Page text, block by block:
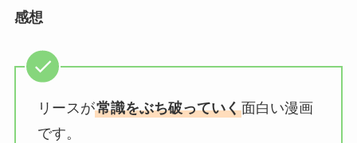
感想
リースが常識をぶち破っていく面白い漫画
です。